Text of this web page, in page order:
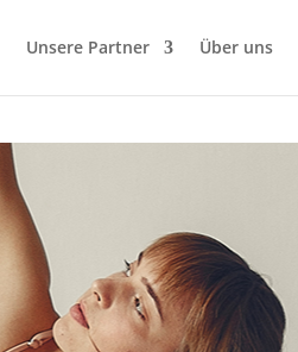
Unsere Partner Über uns